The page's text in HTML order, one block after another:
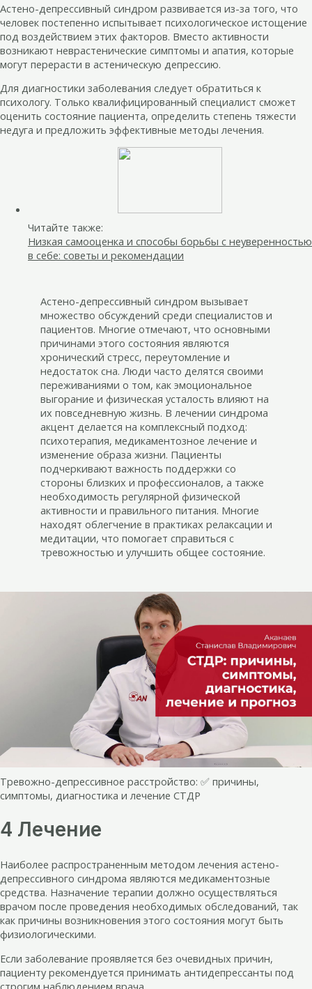
Астено-депрессивный синдром развивается из-за того, что
человек постепенно испытывает психологическое истощение
под воздействием этих факторов. Вместо активности
возникают неврастенические симптомы и апатия, которые
могут перерасти в астеническую депрессию.
Для диагностики заболевания следует обратиться к
психологу. Только квалифицированный специалист сможет
оценить состояние пациента, определить степень тяжести
недуга и предложить эффективные методы лечения.
Читайте также:
Низкая самооценка и способы борьбы с неуверенностью
в себе: советы и рекомендации
Астено-депрессивный синдром вызывает
множество обсуждений среди специалистов и
пациентов. Многие отмечают, что основными
причинами этого состояния являются
хронический стресс, переутомление и
недостаток сна. Люди часто делятся своими
переживаниями о том, как эмоциональное
выгорание и физическая усталость влияют на
их повседневную жизнь. В лечении синдрома
акцент делается на комплексный подход:
психотерапия, медикаментозное лечение и
изменение образа жизни. Пациенты
подчеркивают важность поддержки со
стороны близких и профессионалов, а также
необходимость регулярной физической
активности и правильного питания. Многие
находят облегчение в практиках релаксации и
медитации, что помогает справиться с
тревожностью и улучшить общее состояние.
Тревожно-депрессивное расстройство: ✅ причины,
симптомы, диагностика и лечение СТДР
4 Лечение
Наиболее распространенным методом лечения астено-
депрессивного синдрома являются медикаментозные
средства. Назначение терапии должно осуществляться
врачом после проведения необходимых обследований, так
как причины возникновения этого состояния могут быть
физиологическими.
Если заболевание проявляется без очевидных причин,
пациенту рекомендуется принимать антидепрессанты под